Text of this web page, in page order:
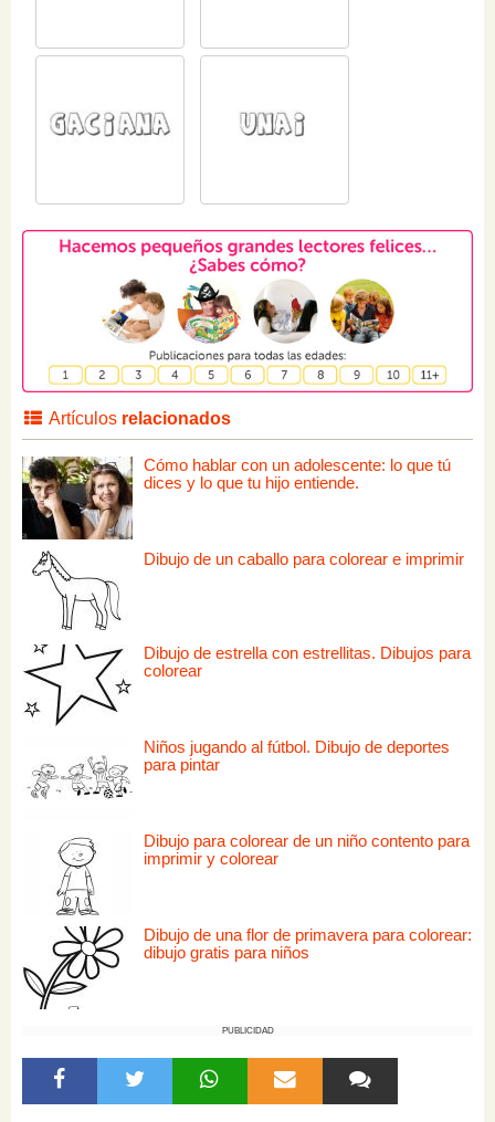
Artículos relacionados
Cómo hablar con un adolescente: lo que tú
dices y lo que tu hijo entiende.
Dibujo de un caballo para colorear e imprimir
Dibujo de estrella con estrellitas. Dibujos para
colorear
Niños jugando al fútbol. Dibujo de deportes
para pintar
Dibujo para colorear de un niño contento para
imprimir y colorear
Dibujo de una flor de primavera para colorear:
dibujo gratis para niños
PUBLICIDAD